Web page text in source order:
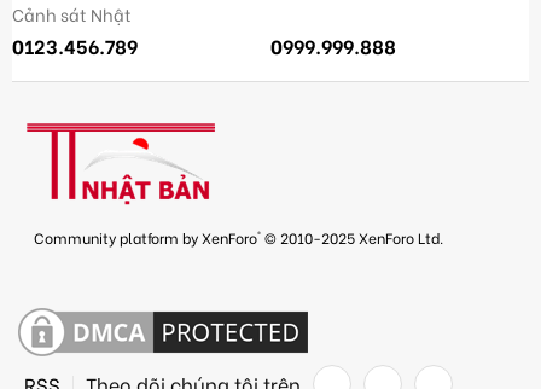
Cảnh sát Nhật
0123.456.789 0999.999.888
Community platform by XenForo® © 2010-2025 XenForo Ltd.